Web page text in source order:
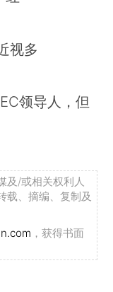
视多
领导人，但
及/或相关权利人
载、摘编、复制及
，获得书面